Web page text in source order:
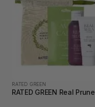
RATED GREEN
RATED GREEN Real Prune